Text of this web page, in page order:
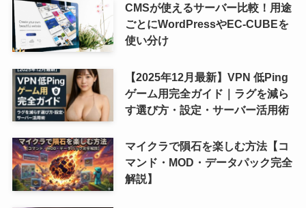
CMSが使えるサーバー比較！用途
ごとにWordPressやEC-CUBEを
使い分け
【2025年12月最新】VPN 低Ping
ゲーム用完全ガイド｜ラグを減ら
す選び方・設定・サーバー活用術
マイクラで隕石を楽しむ方法【コ
マンド・MOD・データパック完全
解説】